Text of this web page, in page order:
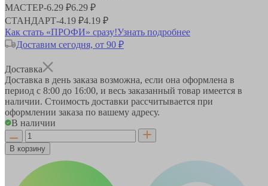
МАСТЕР-6.29 ₽6.29 ₽
СТАНДАРТ-4.19 ₽4.19 ₽
Как стать «ПРОФИ» сразу!Узнать подробнее
Доставим сегодня, от 90 ₽
Доставка
Доставка в день заказа возможна, если она оформлена в
период с 8:00 до 16:00, и весь заказанный товар имеется в
наличии. Стоимость доставки рассчитывается при
оформлении заказа по вашему адресу.
В наличии
В корзину